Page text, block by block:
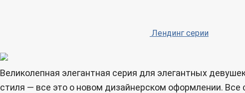
Лендинг серии
Великолепная элегантная серия для элегантных
стиля — все это о новом дизайнерском оформлении.